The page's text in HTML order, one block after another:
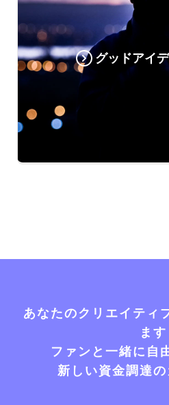
グッドアイ
あなたのクリエイティ
ます
ファンと一緒に自
新しい資金調達